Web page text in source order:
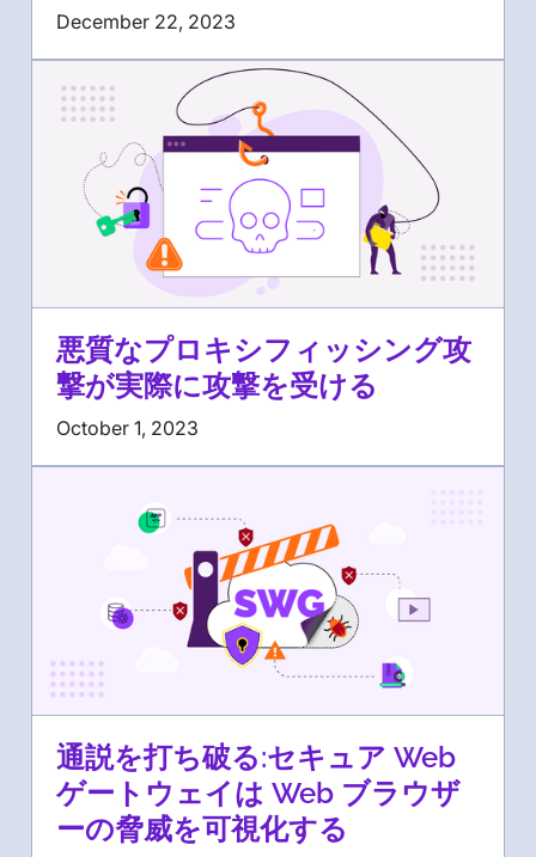
December 22, 2023
悪質なプロキシフィッシング攻
撃が実際に攻撃を受ける
October 1, 2023
通説を打ち破る:セキュア Web
ゲートウェイは Web ブラウザ
ーの脅威を可視化する